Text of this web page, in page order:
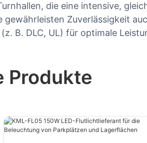
die eine intensive,
Zuverlässigkeit
B. DLC, UL) für optimale
Produkte